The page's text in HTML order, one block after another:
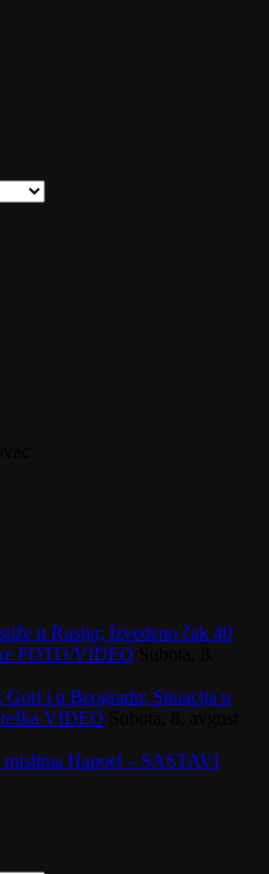
u Rusiju; Izvedeno čak 40
FOTO/VIDEO
i u Beogradu; Situacija u
VIDEO
mislima Hapoel – SASTAVI